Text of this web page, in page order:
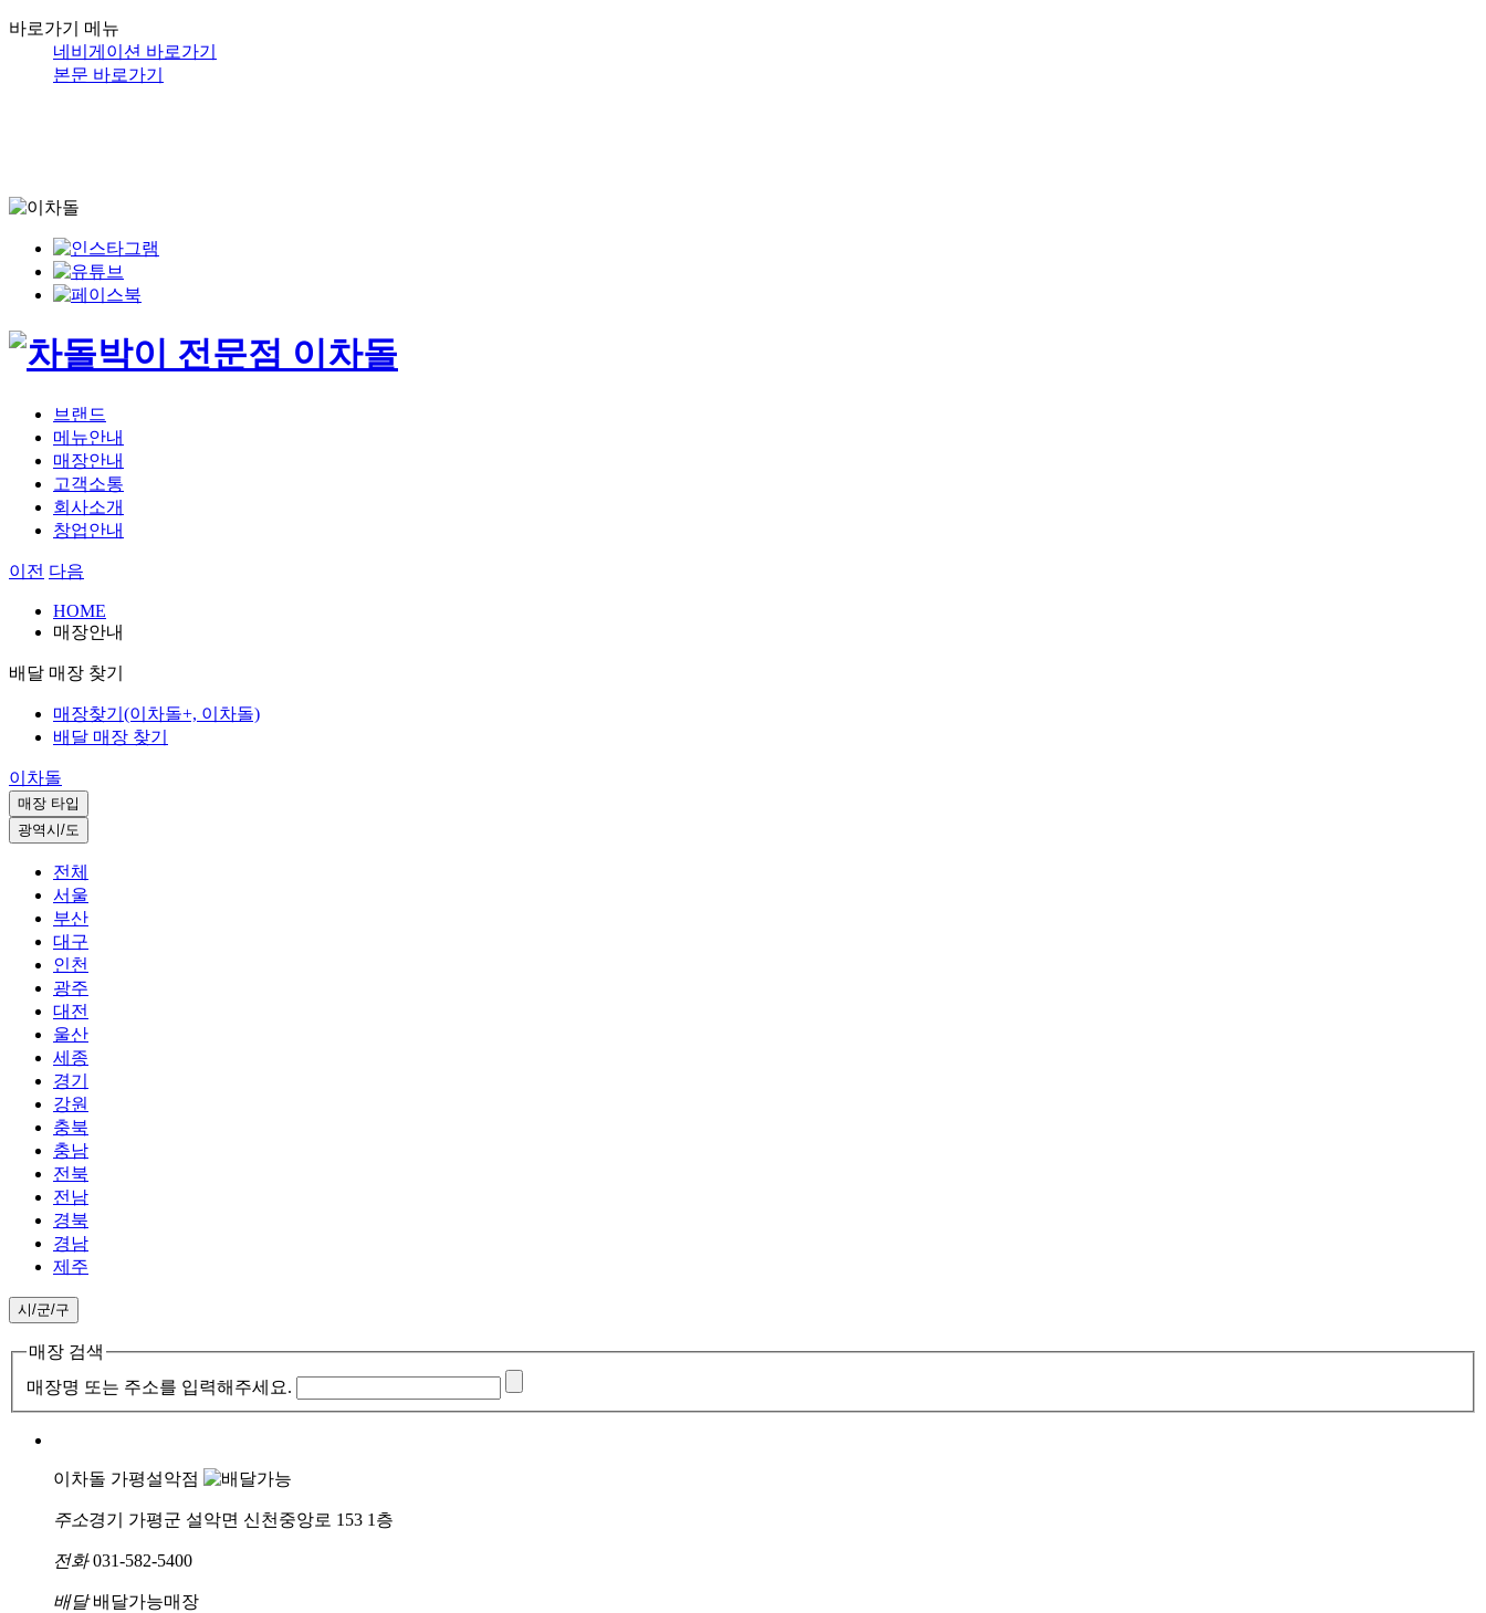
바로가기 메뉴
네비게이션 바로가기
본문 바로가기
브랜드
메뉴안내
매장안내
고객소통
회사소개
창업안내
이전 다음
HOME
매장안내
배달 매장 찾기
매장찾기(이차돌+, 이차돌)
배달 매장 찾기
이차돌
매장 타입
광역시/도
전체
서울
부산
대구
인천
광주
대전
울산
세종
경기
강원
충북
충남
전북
전남
경북
경남
제주
시/군/구
매장 검색
매장명 또는 주소를 입력해주세요.
이차돌 가평설악점
주소경기 가평군 설악면 신천중앙로 153 1층
전화031-582-5400
배달배달가능매장